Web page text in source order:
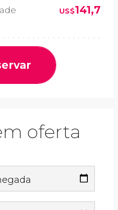
US$141,7
oferta